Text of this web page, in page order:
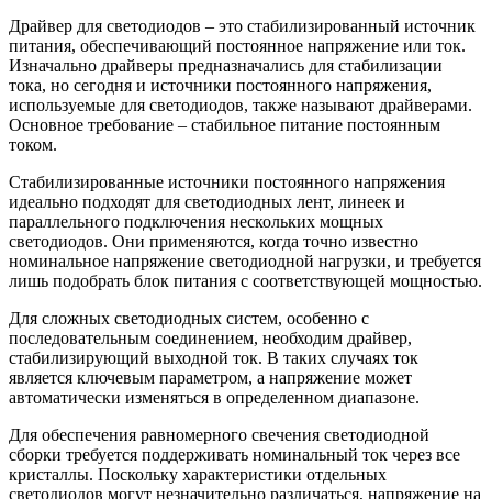
Драйвер для светодиодов – это стабилизированный источник
питания, обеспечивающий постоянное напряжение или ток.
Изначально драйверы предназначались для стабилизации
тока, но сегодня и источники постоянного напряжения,
используемые для светодиодов, также называют драйверами.
Основное требование – стабильное питание постоянным
током.
Стабилизированные источники постоянного напряжения
идеально подходят для светодиодных лент, линеек и
параллельного подключения нескольких мощных
светодиодов. Они применяются, когда точно известно
номинальное напряжение светодиодной нагрузки, и требуется
лишь подобрать блок питания с соответствующей мощностью.
Для сложных светодиодных систем, особенно с
последовательным соединением, необходим драйвер,
стабилизирующий выходной ток. В таких случаях ток
является ключевым параметром, а напряжение может
автоматически изменяться в определенном диапазоне.
Для обеспечения равномерного свечения светодиодной
сборки требуется поддерживать номинальный ток через все
кристаллы. Поскольку характеристики отдельных
светодиодов могут незначительно различаться, напряжение на